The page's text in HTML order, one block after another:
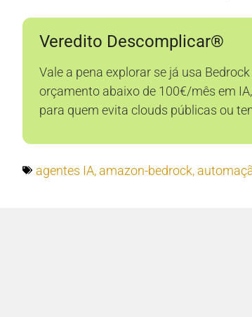
Veredito Descomplicar®
Vale a pena explorar se já usa
orçamento abaixo de 100€/mês em
para quem evita clouds públicas ou
agentes IA, amazon-bedrock,